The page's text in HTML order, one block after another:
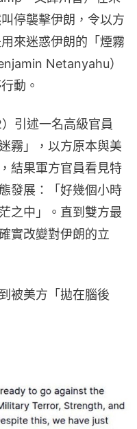
停襲擊伊朗，令以方
來迷惑伊朗的「煙霧
Netanyahu）
動。
引述一名高級官員
霧」，以方原本與美
結果軍方官員看見特
發展：「好幾個小時
之中」。直到雙方最
實改變對伊朗的立
被美方「拋在腦後